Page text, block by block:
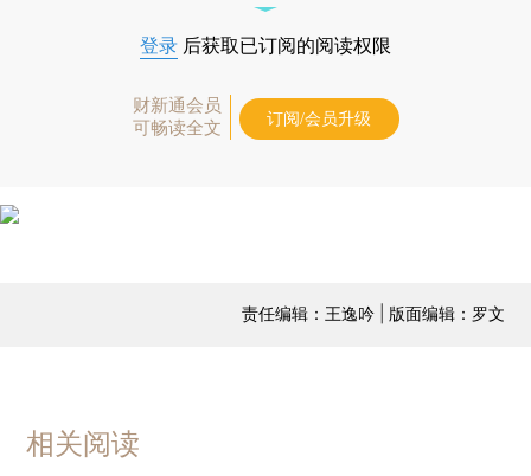
登录 后获取已订阅的阅读权限
财新通会员
可畅读全文
订阅/会员升级
责任编辑：王逸吟 | 版面编辑：罗文
相关阅读